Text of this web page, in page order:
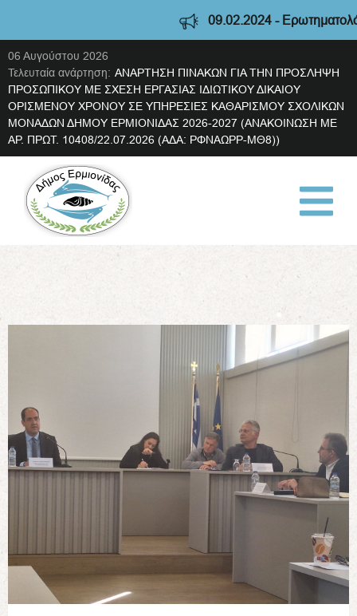
09.02.2024 - Ερωτηματολόγιο
06 Αυγούστου 2026
Τελευταία ανάρτηση: ΑΝΑΡΤΗΣΗ ΠΙΝΑΚΩΝ ΓΙΑ ΤΗΝ ΠΡΟΣΛΗΨΗ
ΠΡΟΣΩΠΙΚΟΥ ΜΕ ΣΧΕΣΗ ΕΡΓΑΣΙΑΣ ΙΔΙΩΤΙΚΟΥ ΔΙΚΑΙΟΥ
ΟΡΙΣΜΕΝΟΥ ΧΡΟΝΟΥ ΣΕ ΥΠΗΡΕΣΙΕΣ ΚΑΘΑΡΙΣΜΟΥ ΣΧΟΛΙΚΩΝ
ΜΟΝΑΔΩΝ ΔΗΜΟΥ ΕΡΜΙΟΝΙΔΑΣ 2026-2027 (ΑΝΑΚΟΙΝΩΣΗ ΜΕ
ΑΡ. ΠΡΩΤ. 10408/22.07.2026 (ΑΔΑ: ΡΦΝΑΩΡΡ-ΜΘ8))